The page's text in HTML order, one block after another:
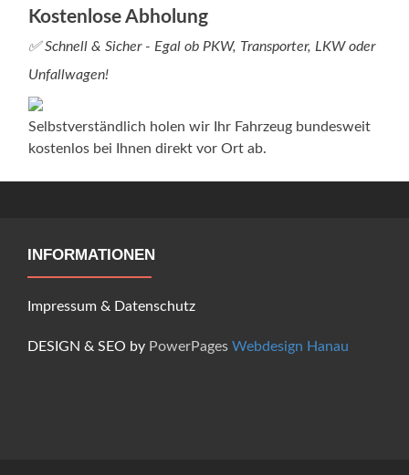
Kostenlose Abholung
✅ Schnell & Sicher - Egal ob PKW, Transporter, LKW oder
Unfallwagen!
Selbstverständlich holen wir Ihr Fahrzeug bundesweit
kostenlos bei Ihnen direkt vor Ort ab.
INFORMATIONEN
Impressum & Datenschutz
DESIGN & SEO by PowerPages Webdesign Hanau